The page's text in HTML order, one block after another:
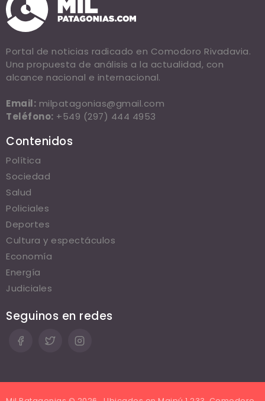
Portal de noticias radicado en Comodoro Rivadavia.
Una propuesta de análisis a la actualidad, con
alcance nacional e internacional.
Email: milpatagonias@gmail.com
Teléfono: +549 (297) 444 4953
Contenidos
Política
Sociedad
Salud
Policiales
Deportes
Cultura y espectáculos
Economía
Energía
Judiciales
Seguinos en redes